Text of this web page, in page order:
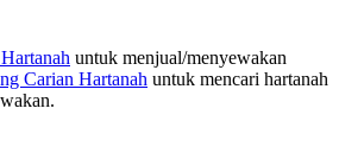
untuk menjual/menyewakan
Carian Hartanah untuk mencari hartanah